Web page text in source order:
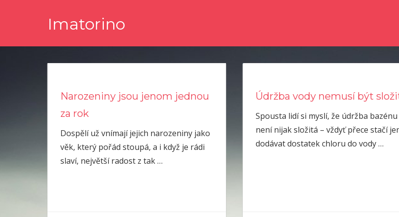
Imatorino
Narozeniny jsou jenom jednou
za rok
Dospělí už vnímají jejich narozeniny jako
věk, který pořád stoupá, a i když je rádi
slaví, největší radost z tak…
Údržba vody nemusí být
Spousta lidí si myslí, že údržba bazénu
není nijak složitá – vždyť přece stačí
dodávat dostatek chloru do vody…